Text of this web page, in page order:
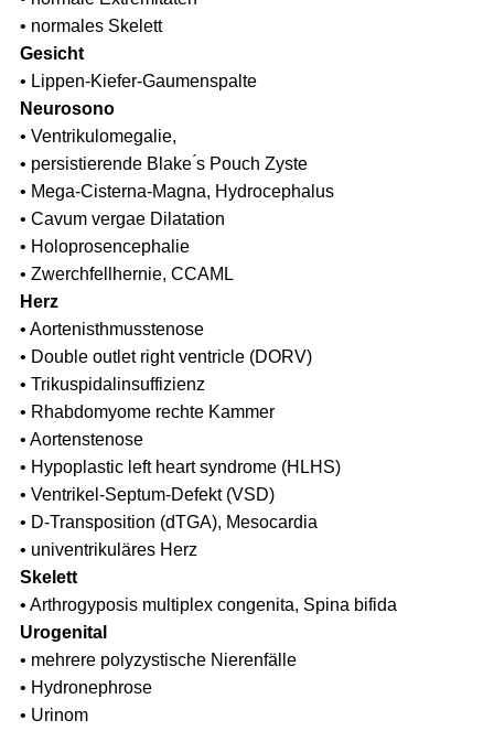
• normales Skelett
Gesicht
• Lippen-Kiefer-Gaumenspalte
Neurosono
• Ventrikulomegalie,
• persistierende Blake ́s Pouch Zyste
• Mega-Cisterna-Magna, Hydrocephalus
• Cavum vergae Dilatation
• Holoprosencephalie
• Zwerchfellhernie, CCAML
Herz
• Aortenisthmusstenose
• Double outlet right ventricle (DORV)
• Trikuspidalinsuffizienz
• Rhabdomyome rechte Kammer
• Aortenstenose
• Hypoplastic left heart syndrome (HLHS)
• Ventrikel-Septum-Defekt (VSD)
• D-Transposition (dTGA), Mesocardia
• univentrikuläres Herz
Skelett
• Arthrogyposis multiplex congenita, Spina bifida
Urogenital
• mehrere polyzystische Nierenfälle
• Hydronephrose
• Urinom